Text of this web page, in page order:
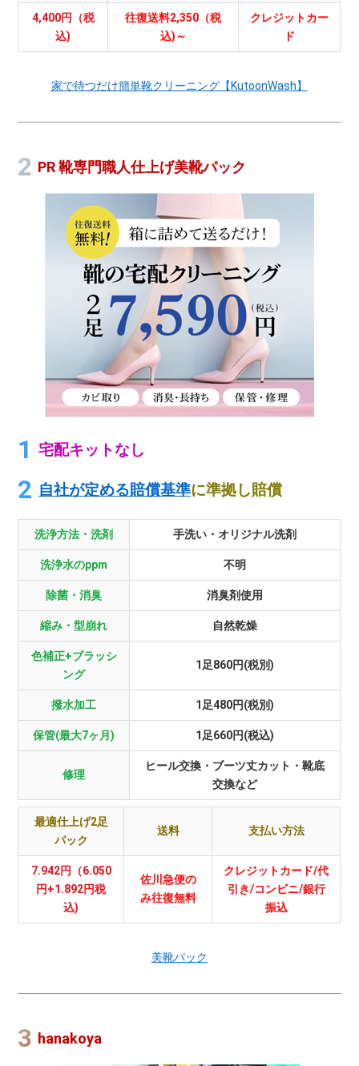
4,400円（税
込)
往復送料2,350（税
込)～
クレジットカー
ド
家で待つだけ簡単靴クリーニング【KutoonWash】
PR 靴専門職人仕上げ美靴パック
宅配キットなし
自社が定める賠償基準に準拠し賠償
洗浄方法・洗剤 手洗い・オリジナル洗剤
洗浄水のppm 不明
除菌・消臭 消臭剤使用
縮み・型崩れ 自然乾燥
色補正+ブラッシ
ング
1足860円(税別)
撥水加工 1足480円(税別)
保管(最大7ヶ月) 1足660円(税込)
修理
ヒール交換・ブーツ丈カット・靴底
交換など
最適仕上げ2足
パック
送料 支払い方法
7.942円（6.050
円+1.892円税
込)
佐川急便の
み往復無料
クレジットカード/代
引き/コンビニ/銀行
振込
美靴パック
hanakoya